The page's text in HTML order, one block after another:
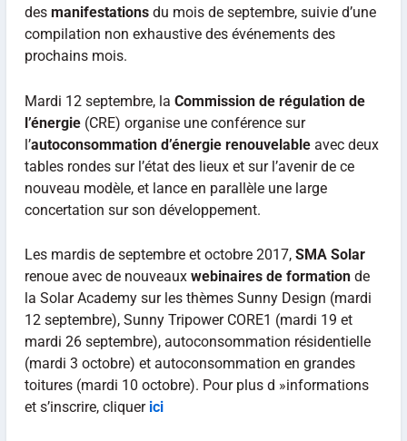
des manifestationsdu mois de septembre, suivie d’une
compilation non exhaustive des événements des
prochains mois.
Mardi 12 septembre, la Commission de régulation de
l’énergie(CRE) organise une conférence sur
l’autoconsommation d’énergie renouvelableavec deux
tables rondes sur l’état des lieux et sur l’avenir de ce
nouveau modèle, et lance en parallèle une large
concertation sur son développement.
Les mardis de septembre et octobre 2017, SMA Solar
renoue avec de nouveaux webinaires de formationde
la Solar Academy sur les thèmes Sunny Design (mardi
12 septembre), Sunny Tripower CORE1 (mardi 19 et
mardi 26 septembre), autoconsommation résidentielle
(mardi 3 octobre) et autoconsommation en grandes
toitures (mardi 10 octobre). Pour plus d »informations
et s’inscrire, cliquer ici